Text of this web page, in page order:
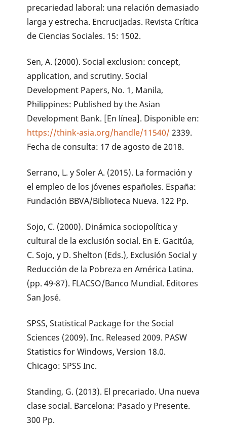
precariedad laboral: una relación demasiado
larga y estrecha. Encrucijadas. Revista Crítica
de Ciencias Sociales. 15: 1502.
Sen, A. (2000). Social exclusion: concept,
application, and scrutiny. Social
Development Papers, No. 1, Manila,
Philippines: Published by the Asian
Development Bank. [En línea]. Disponible en:
https://think-asia.org/handle/11540/ 2339.
Fecha de consulta: 17 de agosto de 2018.
Serrano, L. y Soler A. (2015). La formación y
el empleo de los jóvenes españoles. España:
Fundación BBVA/Biblioteca Nueva. 122 Pp.
Sojo, C. (2000). Dinámica sociopolítica y
cultural de la exclusión social. En E. Gacitúa,
C. Sojo, y D. Shelton (Eds.), Exclusión Social y
Reducción de la Pobreza en América Latina.
(pp. 49-87). FLACSO/Banco Mundial. Editores
San José.
SPSS, Statistical Package for the Social
Sciences (2009). Inc. Released 2009. PASW
Statistics for Windows, Version 18.0.
Chicago: SPSS Inc.
Standing, G. (2013). El precariado. Una nueva
clase social. Barcelona: Pasado y Presente.
300 Pp.